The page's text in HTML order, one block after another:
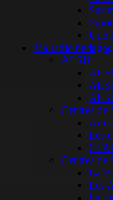
Sur
Une
Ma radio
ALSH
Centres de
Airo
Les
Centres de
La
Les